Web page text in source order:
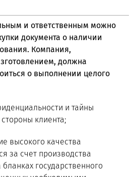
и ответственным можно
документа о наличии
Компания,
должна
о выполнении целого
и тайны
клиента;
высокого качества
за счет производства
государственного